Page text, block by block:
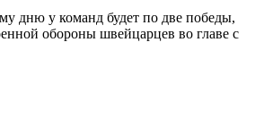
дню у команд будет по две победы,
обороны швейцарцев во главе с